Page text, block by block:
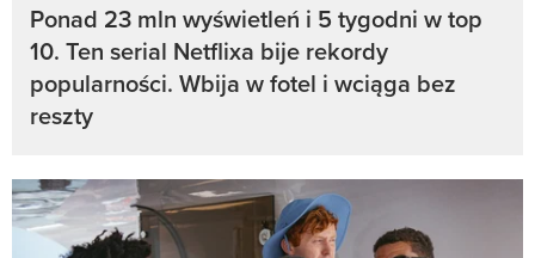
Ponad 23 mln wyświetleń i 5 tygodni w top
10. Ten serial Netflixa bije rekordy
popularności. Wbija w fotel i wciąga bez
reszty